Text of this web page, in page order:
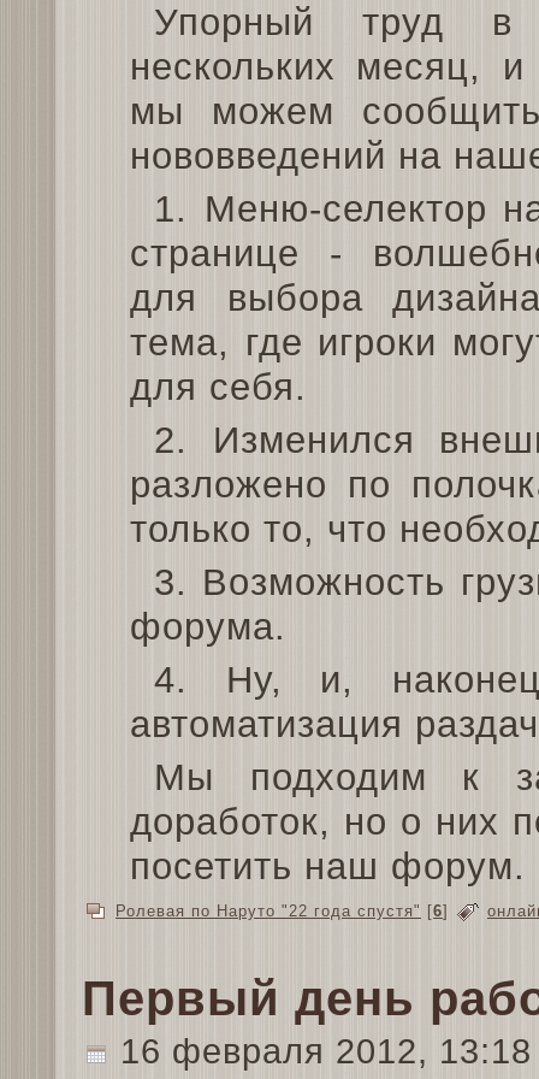
Упорный труд в
нескольких месяц, и
мы можем
нововведений на
1. Меню-селектор
странице -
для выбора
тема, где игроки
для себя.
2. Изменился
разложено по
только то, что
3. Возможность
форума.
4. Ну, и, наконец
автоматизация
Мы подходим к
доработок, но о них
посетить наш форум.
Ролевая по Наруто "22 года спустя" [6]
Первый день
16 февраля 2012,